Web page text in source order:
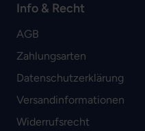
Info & Recht
AGB
Zahlungsarten
Datenschutzerklärung
Versandinformationen
Widerrufsrecht